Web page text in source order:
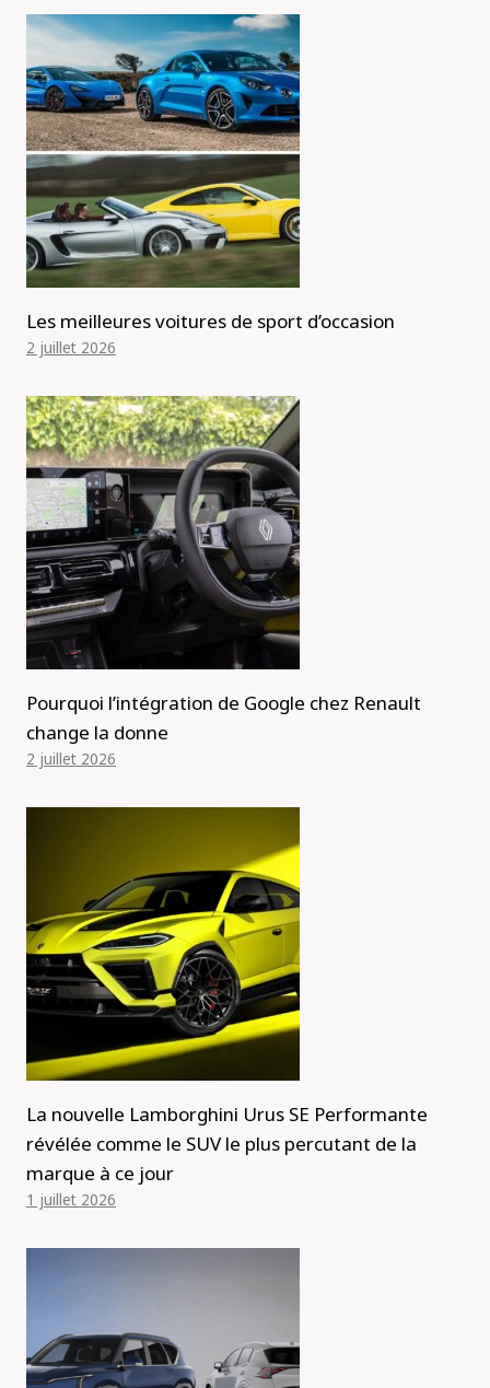
Les meilleures voitures de sport d’occasion
2 juillet 2026
Pourquoi l’intégration de Google chez Renault
change la donne
2 juillet 2026
La nouvelle Lamborghini Urus SE Performante
révélée comme le SUV le plus percutant de la
marque à ce jour
1 juillet 2026